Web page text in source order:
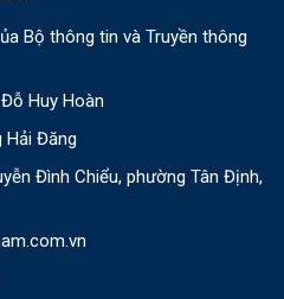
Bộ thông tin và Truyền thông
Huy Hoàn
Hải Đăng
Đình Chiểu, phường Tân Định,